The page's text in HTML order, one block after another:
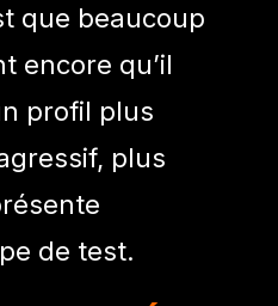
que beaucoup
encore qu’il
profil plus
plus
de test.